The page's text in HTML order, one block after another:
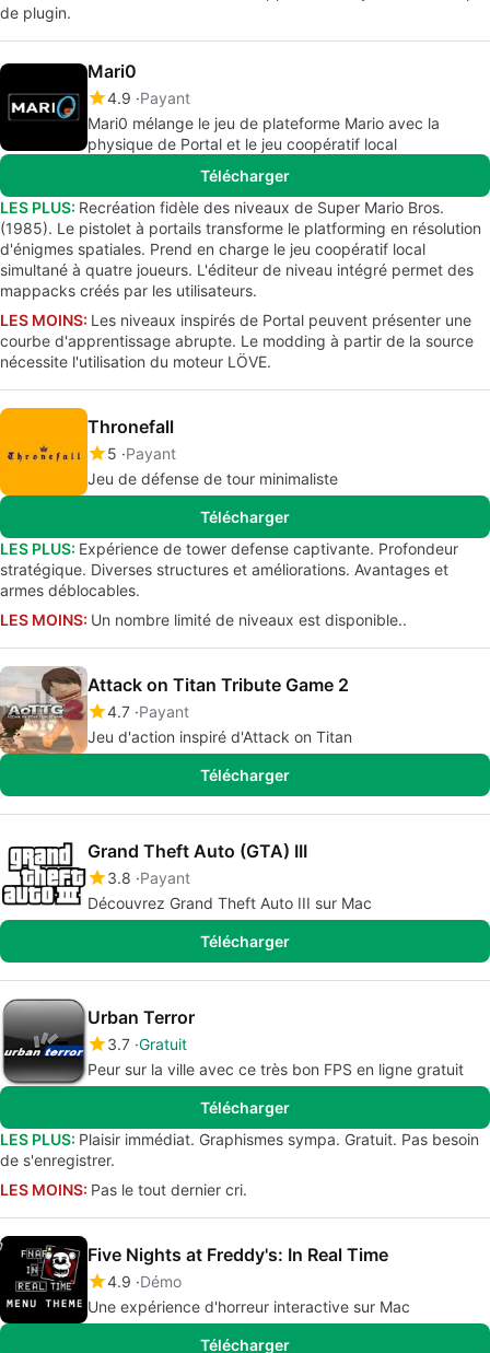
de plugin.
Mari0
4.9 Payant
Mari0 mélange le jeu de plateforme Mario avec la
physique de Portal et le jeu coopératif local
Télécharger
LES PLUS: Recréation fidèle des niveaux de Super Mario Bros.
(1985). Le pistolet à portails transforme le platforming en résolution
d'énigmes spatiales. Prend en charge le jeu coopératif local
simultané à quatre joueurs. L'éditeur de niveau intégré permet des
mappacks créés par les utilisateurs.
LES MOINS: Les niveaux inspirés de Portal peuvent présenter une
courbe d'apprentissage abrupte. Le modding à partir de la source
nécessite l'utilisation du moteur LÖVE.
Thronefall
5 Payant
Jeu de défense de tour minimaliste
Télécharger
LES PLUS: Expérience de tower defense captivante. Profondeur
stratégique. Diverses structures et améliorations. Avantages et
armes déblocables.
LES MOINS: Un nombre limité de niveaux est disponible..
Attack on Titan Tribute Game 2
4.7 Payant
Jeu d'action inspiré d'Attack on Titan
Télécharger
Grand Theft Auto (GTA) III
3.8 Payant
Découvrez Grand Theft Auto III sur Mac
Télécharger
Urban Terror
3.7 Gratuit
Peur sur la ville avec ce très bon FPS en ligne gratuit
Télécharger
LES PLUS: Plaisir immédiat. Graphismes sympa. Gratuit. Pas besoin
de s'enregistrer.
LES MOINS: Pas le tout dernier cri.
Five Nights at Freddy's: In Real Time
4.9 Démo
Une expérience d'horreur interactive sur Mac
Télécharger